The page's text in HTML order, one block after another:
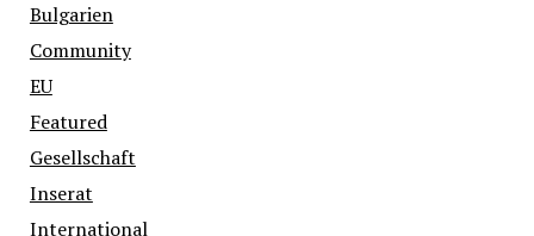
Bulgarien
Community
EU
Featured
Gesellschaft
Inserat
International